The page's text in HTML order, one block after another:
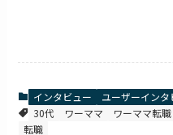
インタビュー
ユーザーインタ
30代
ワーママ ワーママ転職
転職